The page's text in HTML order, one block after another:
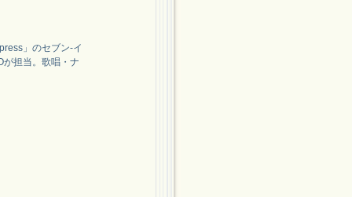
」のセブン‐イ
が担当。歌唱・ナ